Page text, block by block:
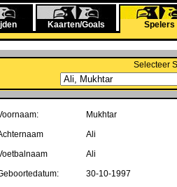
Kaarten/Goals Spelers
Selecteer
Mukhtar
Ali
Ali
30-10-1997